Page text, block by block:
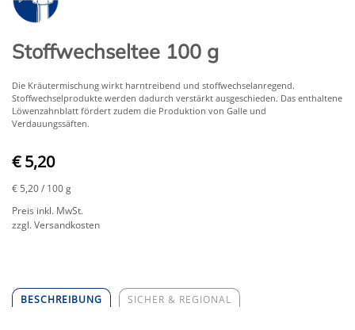
Stoffwechseltee 100 g
Die Kräutermischung wirkt harntreibend und stoffwechselanregend.
Stoffwechselprodukte werden dadurch verstärkt ausgeschieden. Das enthaltene
Löwenzahnblatt fördert zudem die Produktion von Galle und
Verdauungssäften.
€ 5,20
€ 5,20/ 100 g
Preis inkl. MwSt.
zzgl. Versandkosten
BESCHREIBUNG SICHER & REGIONAL